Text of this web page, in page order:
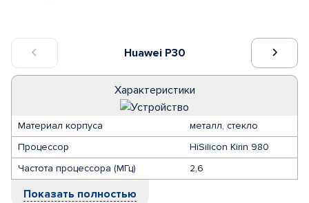
Huawei P30
Характеристики
Материал корпуса
металл, стекло
Процессор
HiSilicon Kirin 980
Частота процессора (МГц)
2,6
Показать полностью